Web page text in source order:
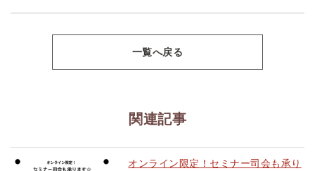
一覧へ戻る
関連記事
オンライン限定！セミナー司会も承り